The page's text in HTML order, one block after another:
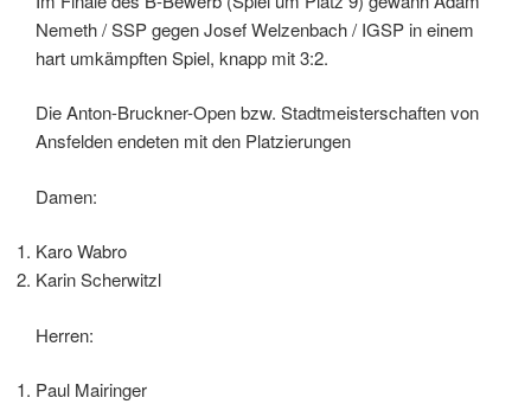
Nemeth / SSP gegen Josef Welzenbach / IGSP in einem
hart umkämpften Spiel, knapp mit 3:2.
Die Anton-Bruckner-Open bzw. Stadtmeisterschaften von
Ansfelden endeten mit den Platzierungen
Damen:
Karo Wabro
Karin Scherwitzl
Herren:
Paul Mairinger